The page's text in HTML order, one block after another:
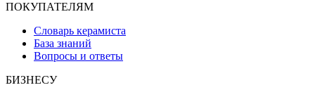
ПОКУПАТЕЛЯМ
Словарь керамиста
База знаний
Вопросы и ответы
БИЗНЕСУ